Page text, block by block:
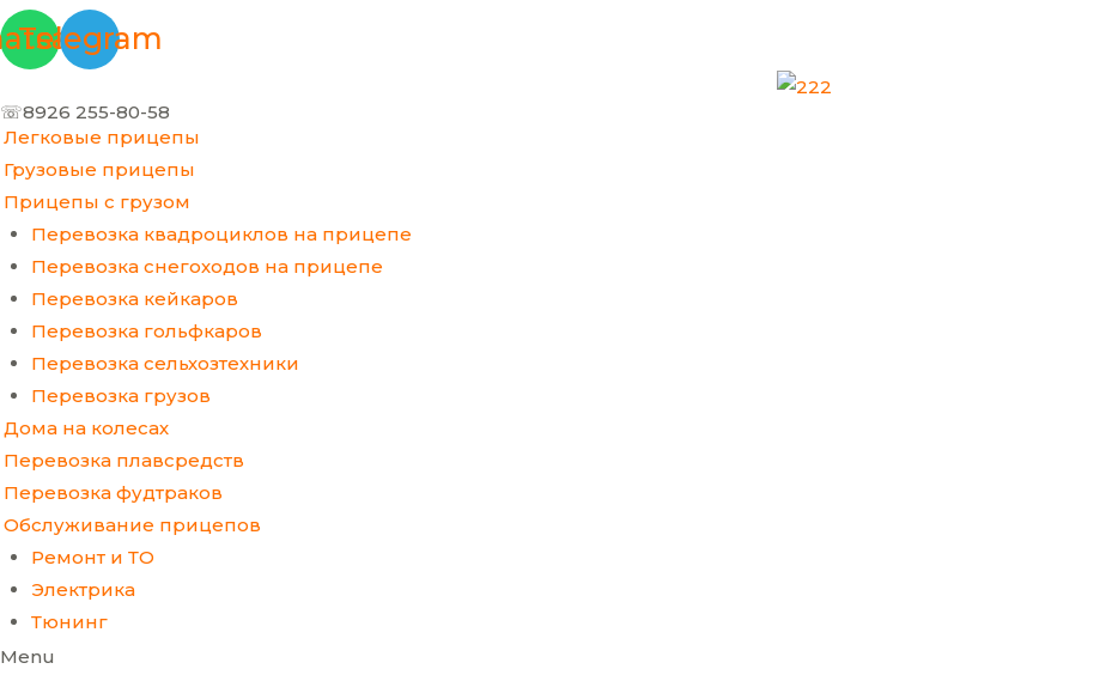
Перейти
к Telegram
☏8926 255-80-58
Легковые прицепы
Грузовые прицепы
Прицепы с грузом
Перевозка квадроциклов на прицепе
Перевозка снегоходов на прицепе
Перевозка кейкаров
Перевозка гольфкаров
Перевозка сельхозтехники
Перевозка грузов
Дома на колесах
Перевозка плавсредств
Перевозка фудтраков
Обслуживание прицепов
Ремонт и ТО
Электрика
Тюнинг
Menu
Меню
Прокрутка
вверх